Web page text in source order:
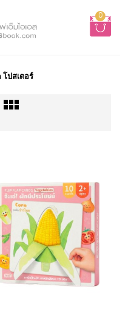
0
ปสเตอร์